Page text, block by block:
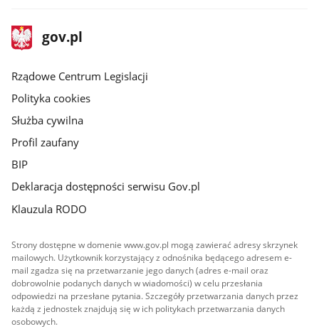
stopka
gov.plStrona
gov.pl
Rządowe Centrum Legislacji
Polityka cookies
Służba cywilna
Profil zaufany
BIP
Deklaracja dostępności serwisu Gov.pl
Klauzula RODO
Strony dostępne w domenie www.gov.pl mogą zawierać adresy skrzynek
mailowych. Użytkownik korzystający z odnośnika będącego adresem e-
mail zgadza się na przetwarzanie jego danych (adres e-mail oraz
dobrowolnie podanych danych w wiadomości) w celu przesłania
odpowiedzi na przesłane pytania. Szczegóły przetwarzania danych przez
każdą z jednostek znajdują się w ich politykach przetwarzania danych
osobowych.